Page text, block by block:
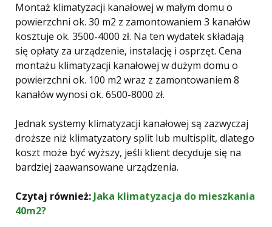
Montaż klimatyzacji kanałowej w małym domu o
powierzchni ok. 30 m2 z zamontowaniem 3 kanałów
kosztuje ok. 3500-4000 zł. Na ten wydatek składają
się opłaty za urządzenie, instalację i osprzęt. Cena
montażu klimatyzacji kanałowej w dużym domu o
powierzchni ok. 100 m2 wraz z zamontowaniem 8
kanałów wynosi ok. 6500-8000 zł.
Jednak systemy klimatyzacji kanałowej są zazwyczaj
droższe niż klimatyzatory split lub multisplit, dlatego
koszt może być wyższy, jeśli klient decyduje się na
bardziej zaawansowane urządzenia.
Czytaj również: Jaka klimatyzacja do mieszkania
40m2?